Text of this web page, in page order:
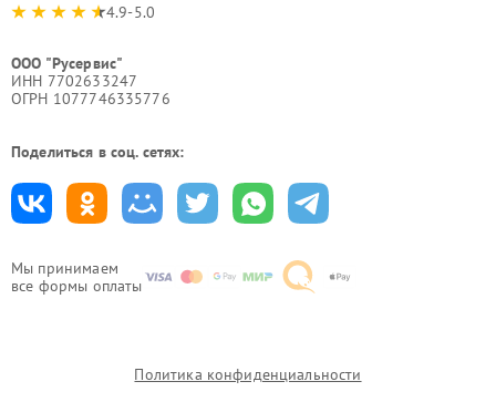
Мы принимаем
все формы оплаты
4.9-5.0
ООО "Русервис"
ИНН 7702633247
ОГРН 1077746335776
Поделиться в соц. сетях:
Политика конфиденциальности